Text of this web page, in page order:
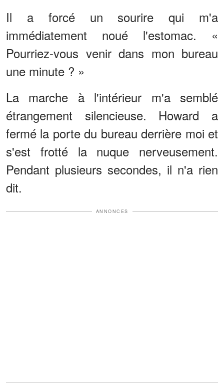
Il a forcé un sourire qui m'a
immédiatement noué l'estomac. «
Pourriez-vous venir dans mon bureau
une minute ? »
La marche à l'intérieur m'a semblé
étrangement silencieuse. Howard a
fermé la porte du bureau derrière moi et
s'est frotté la nuque nerveusement.
Pendant plusieurs secondes, il n'a rien
dit.
ANNONCES